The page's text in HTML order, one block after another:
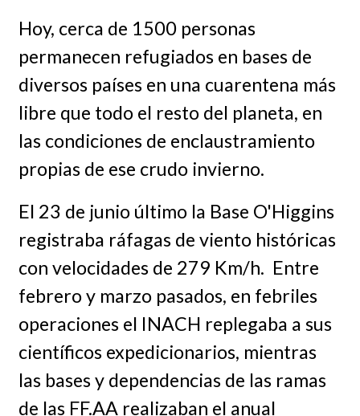
Hoy, cerca de 1500 personas
permanecen refugiados en bases de
diversos países en una cuarentena más
libre que todo el resto del planeta, en
las condiciones de enclaustramiento
propias de ese crudo invierno.
El 23 de junio último la Base O'Higgins
registraba ráfagas de viento históricas
con velocidades de 279 Km/h. Entre
febrero y marzo pasados, en febriles
operaciones el INACH replegaba a sus
científicos expedicionarios, mientras
las bases y dependencias de las ramas
de las FF.AA realizaban el anual